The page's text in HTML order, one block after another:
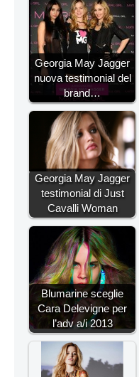
Georgia May Jagger
nuova testimonial del
brand…
Georgia May Jagger
testimonial di Just
Cavalli Woman
Blumarine sceglie
Cara Delevigne per
l’adv a/i 2013